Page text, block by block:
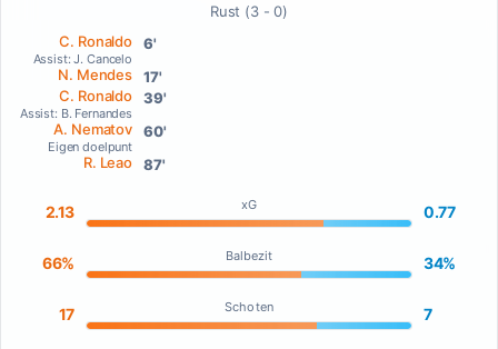
6'
C. Ronaldo
Assist: J. Cancelo
17'
N. Mendes
39'
C. Ronaldo
Assist: B. Fernandes
60'
A. Nematov
Eigen doelpunt
87'
R. Leao
Rust (3 - 0)
2.13 xG 0.77
66% Balbezit 34%
17 Schoten 7